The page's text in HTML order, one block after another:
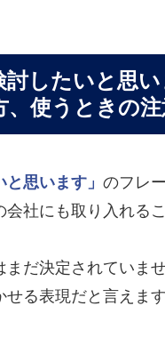
討したいと思
使うときの注
思います」 のフレ
社にも取り入れる
まだ決定されていま
る表現だと言えます